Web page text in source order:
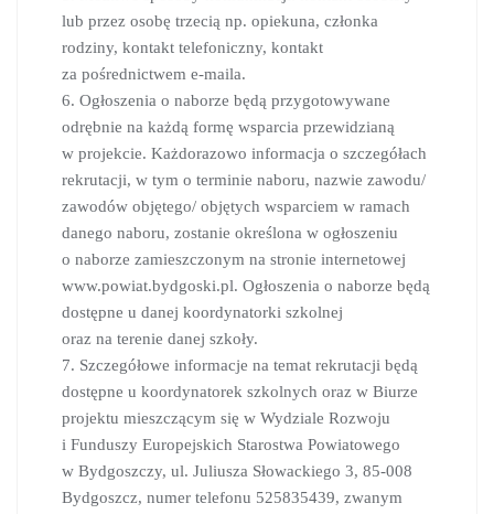
lub przez osobę trzecią np. opiekuna, członka
rodziny, kontakt telefoniczny, kontakt
za pośrednictwem e-maila.
6. Ogłoszenia o naborze będą przygotowywane
odrębnie na każdą formę wsparcia przewidzianą
w projekcie. Każdorazowo informacja o szczegółach
rekrutacji, w tym o terminie naboru, nazwie zawodu/
zawodów objętego/ objętych wsparciem w ramach
danego naboru, zostanie określona w ogłoszeniu
o naborze zamieszczonym na stronie internetowej
www.powiat.bydgoski.pl. Ogłoszenia o naborze będą
dostępne u danej koordynatorki szkolnej
oraz na terenie danej szkoły.
7. Szczegółowe informacje na temat rekrutacji będą
dostępne u koordynatorek szkolnych oraz w Biurze
projektu mieszczącym się w Wydziale Rozwoju
i Funduszy Europejskich Starostwa Powiatowego
w Bydgoszczy, ul. Juliusza Słowackiego 3, 85-008
Bydgoszcz, numer telefonu 525835439, zwanym